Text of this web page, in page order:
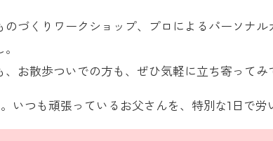
のづくりワークショップ、プロによるパーソナ
お散歩ついでの方も、ぜひ気軽に立ち寄ってみ
いつも頑張っているお父さんを、特別な1日で労